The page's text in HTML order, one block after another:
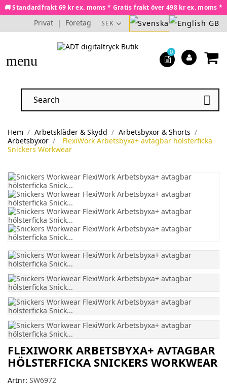
🚚 Standardfrakt 69 kr ex. moms * Gratis frakt över 498 kr ex. moms *
Privat | Företag SEK
menu

0
Hem Arbetskläder & Skydd
Arbetsbyxor & Shorts
Arbetsbyxor
FlexiWork Arbetsbyxa+ avtagbar hölsterficka
Snickers Workwear
FLEXIWORK ARBETSBYXA+ AVTAGBAR
HÖLSTERFICKA SNICKERS WORKWEAR
Artnr: SW6972